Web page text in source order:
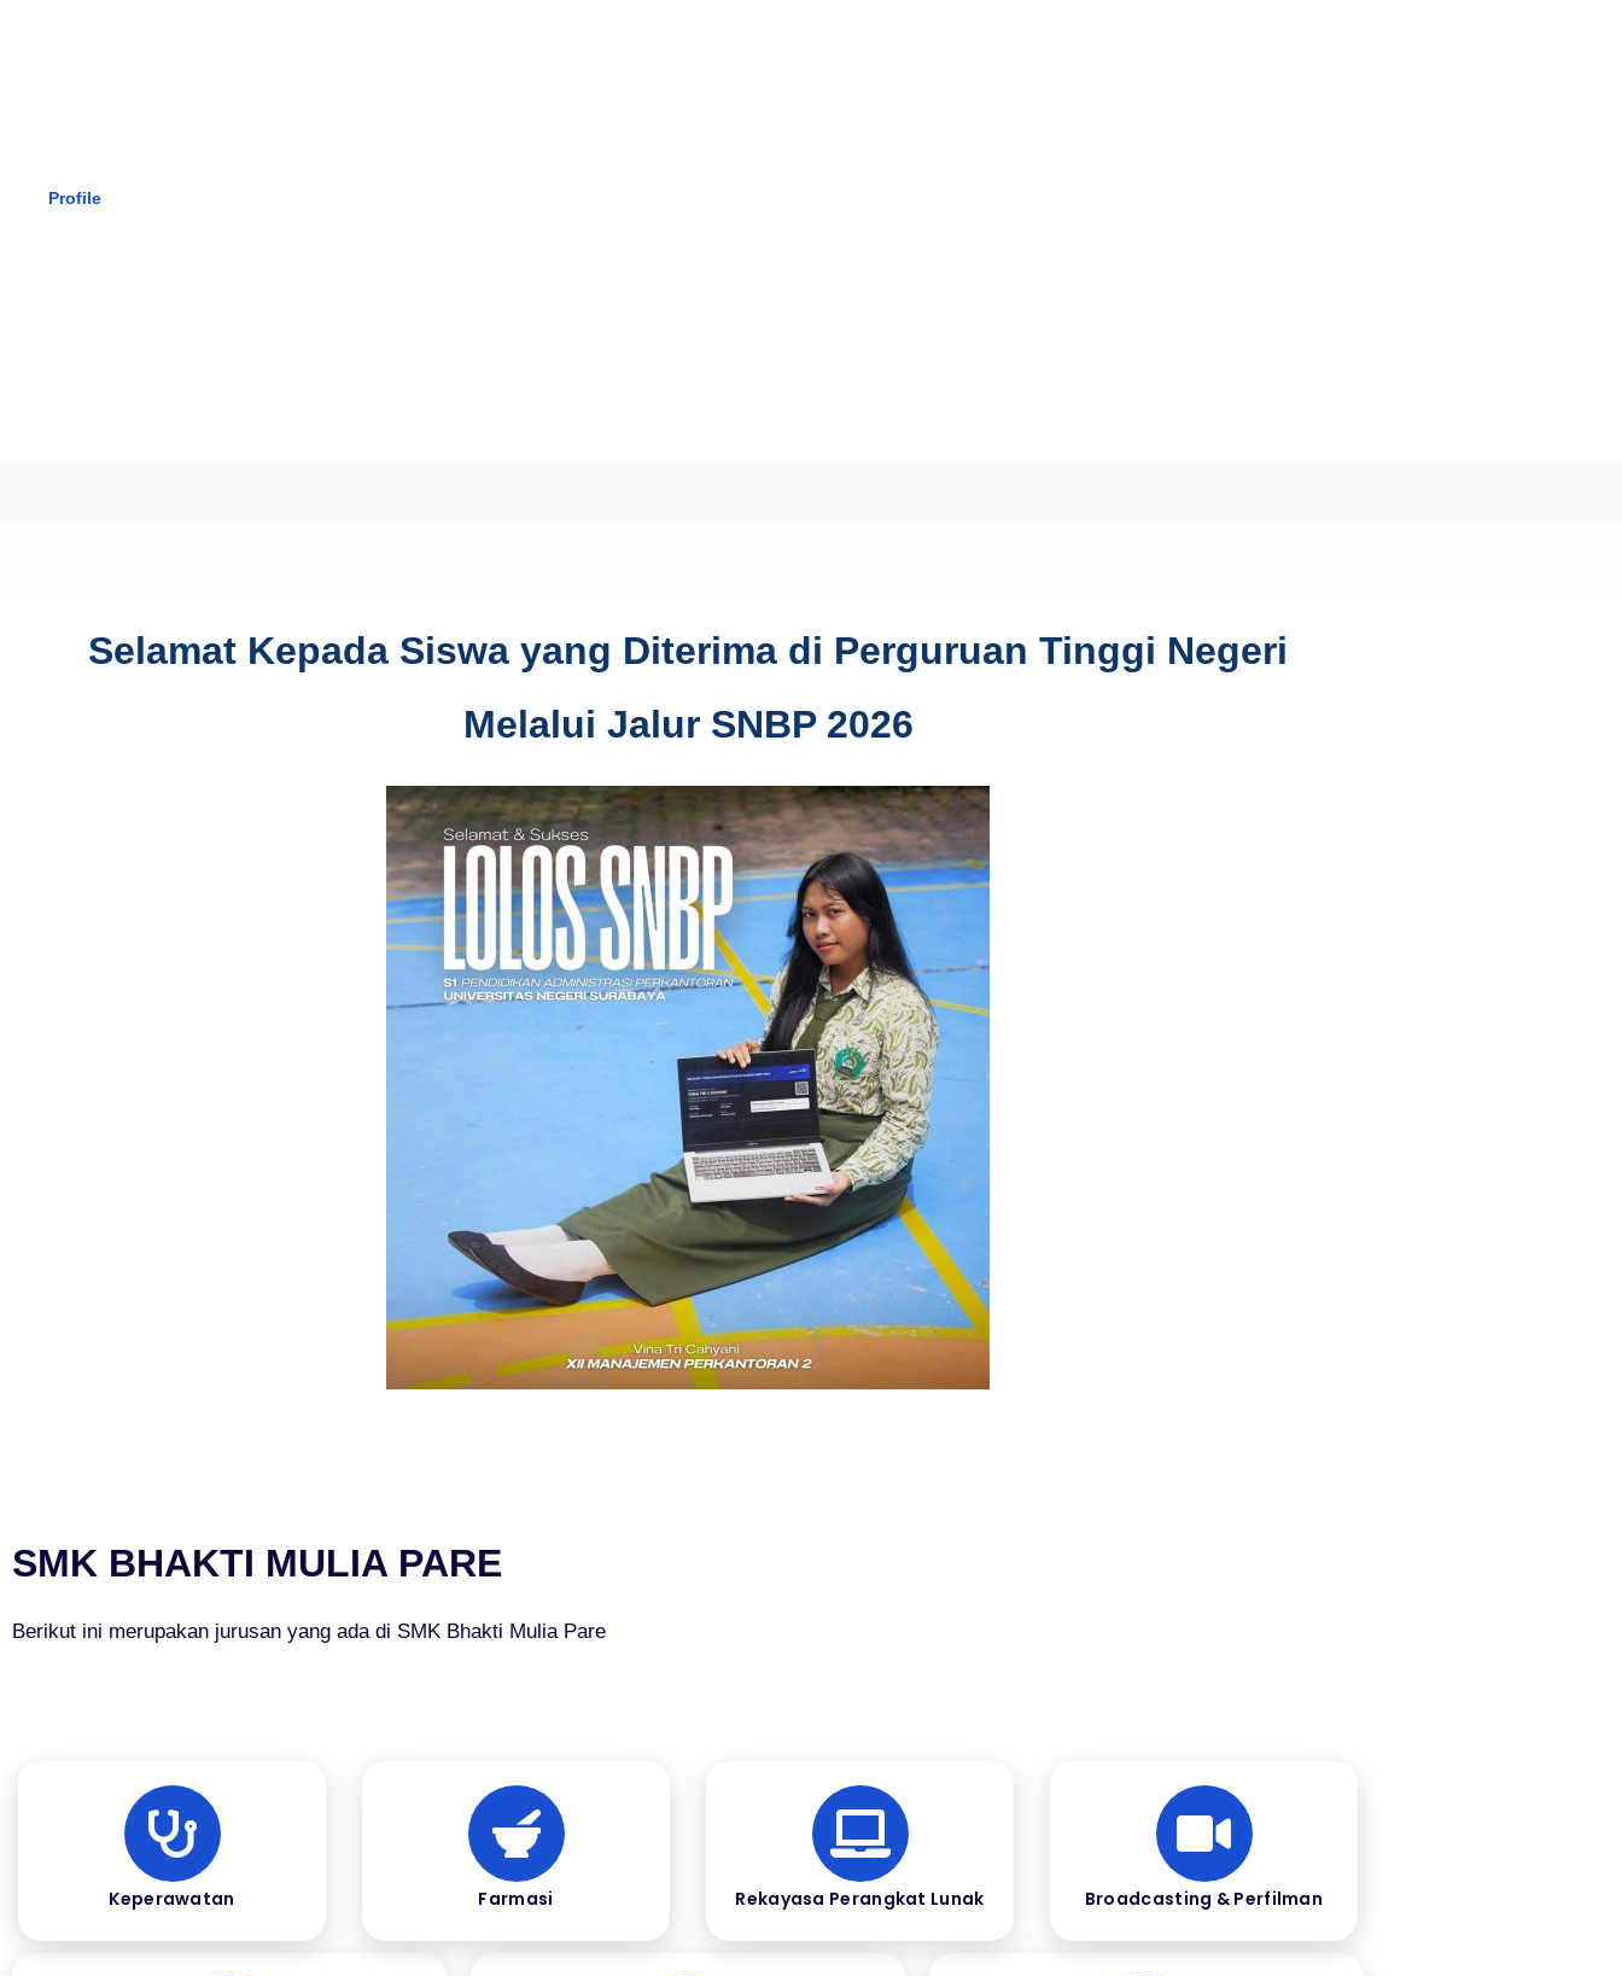
Profile
Selamat Kepada Siswa yang Diterima di Perguruan Tinggi Negeri
Melalui Jalur SNBP 2026
SMK BHAKTI MULIA PARE
Berikut ini merupakan jurusan yang ada di SMK Bhakti Mulia Pare
Keperawatan Farmasi Rekayasa Perangkat Lunak Broadcasting & Perfilman